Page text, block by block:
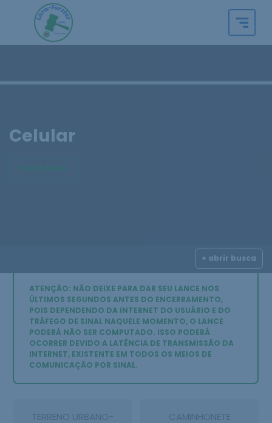
Celular
+ abrir busca
ATENÇÃO: NÃO DEIXE PARA DAR SEU LANCE NOS
ÚLTIMOS SEGUNDOS ANTES DO ENCERRAMENTO,
POIS DEPENDENDO DA INTERNET DO USUÁRIO E DO
TRÁFEGO DE SINAL NAQUELE MOMENTO, O LANCE
PODERÁ NÃO SER COMPUTADO. ISSO PODERÁ
OCORRER DEVIDO A LATÊNCIA DE TRANSMISSÃO DA
INTERNET, EXISTENTE EM TODOS OS MEIOS DE
COMUNICAÇÃO POR SINAL.
TERRENO URBANO-
CAMINHONETE